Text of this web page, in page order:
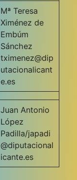
Mª Teresa
Ximénez de
Embúm
Sánchez
tximenez@dip
utacionalicant
e.es
Juan Antonio
López
Padilla/japadi
@diputacional
icante.es